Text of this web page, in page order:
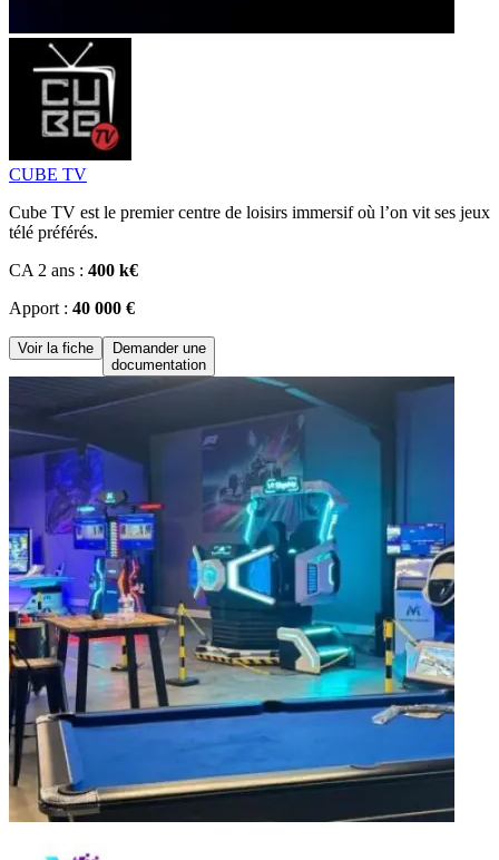
CUBE TV
Cube TV est le premier centre de loisirs immersif où l’on vit ses jeux
télé préférés.
CA 2 ans : 400 k€
Apport : 40 000 €
Voir la fiche
Demander une
documentation